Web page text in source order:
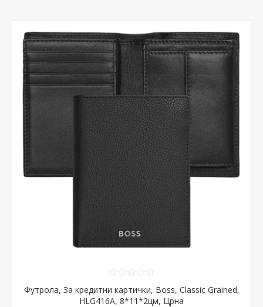
Футрола, За кредитни картички, Boss, Classic Grained,
HLG416A, 8*11*2цм, Црна